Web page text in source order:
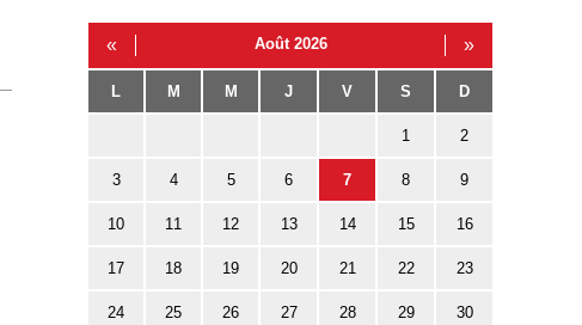
« Août 2026 »
L M M J V S D
1 2
3 4 5 6 7 8 9
10 11 12 13 14 15 16
17 18 19 20 21 22 23
24 25 26 27 28 29 30